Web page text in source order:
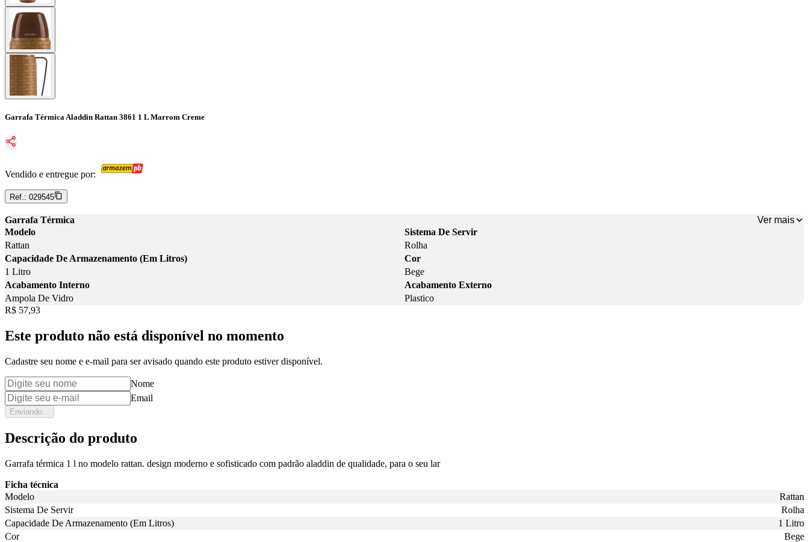
Garrafa Térmica Aladdin Rattan 3861 1 L Marrom Creme
Vendido e entregue por:
Ref.: 029545
Garrafa Térmica
Ver mais
Modelo
Rattan
Sistema De Servir
Rolha
Capacidade De Armazenamento (Em Litros)
1 Litro
Cor
Bege
Acabamento Interno
Ampola De Vidro
Acabamento Externo
Plastico
Price:
R$ 57,93
Este produto não está disponível no momento
Cadastre seu nome e e-mail para ser avisado quando este produto estiver disponível.
Nome
Email
Enviando...
Descrição do produto
Garrafa térmica 1 l no modelo rattan. design moderno e sofisticado com padrão aladdin de qualidade, para o seu lar
Ficha técnica
Modelo
Rattan
Sistema De Servir
Rolha
Capacidade De Armazenamento (Em Litros)
1 Litro
Cor
Bege